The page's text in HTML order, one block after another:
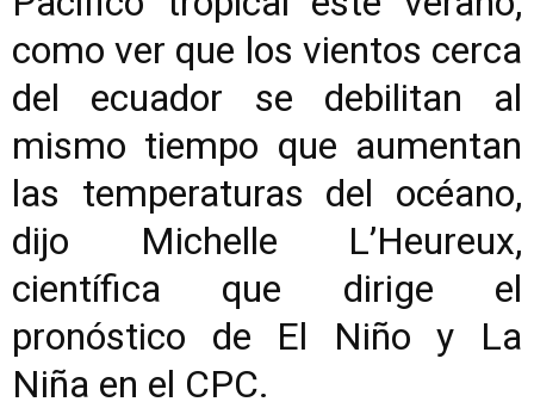
como ver que los vientos cerca
del ecuador se debilitan al
mismo tiempo que aumentan
las temperaturas del océano,
dijo Michelle L’Heureux,
científica que dirige el
pronóstico de El Niño y La
Niña en el CPC.